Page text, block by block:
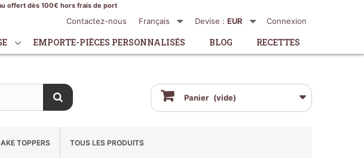
offert dès 100€ hors frais de port
Connexion
Devise : EUR
Français
Contactez-nous
EMPORTE-PIÈCES PERSONNALISÉS BLOG RECETTES
Panier (vide)
TOPPERS TOUS LES PRODUITS